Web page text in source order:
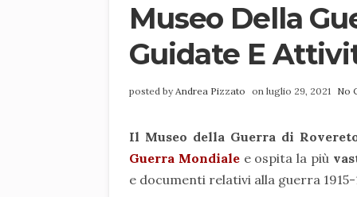
Museo Della
Guidate E
posted byAndrea Pizzato on luglio 29, 2021 No
Il Museo della Guerra di
Guerra Mondialee ospita la più
e documenti relativi alla guerra 1915-